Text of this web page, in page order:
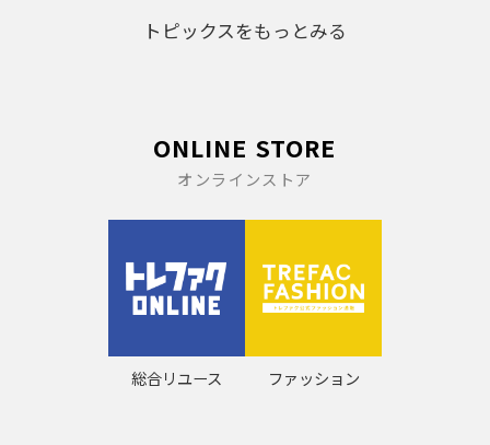
トピックスをもっとみる
ONLINE STORE
オンラインストア
総合リユース ファッション